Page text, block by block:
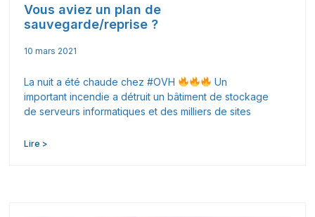
Vous aviez un plan de
sauvegarde/reprise ?
10 mars 2021
La nuit a été chaude chez #OVH
Un
important incendie a détruit un bâtiment de stockage
de serveurs informatiques et des milliers de sites
Lire >